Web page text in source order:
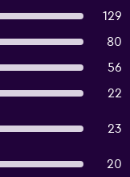
129
80
56
22
23
20